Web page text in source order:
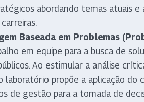
abordando temas atuais e
Baseada em Problemas
em equipe para a busca de
Ao estimular a análise
laboratório propõe a aplicação do
de gestão para a tomada de